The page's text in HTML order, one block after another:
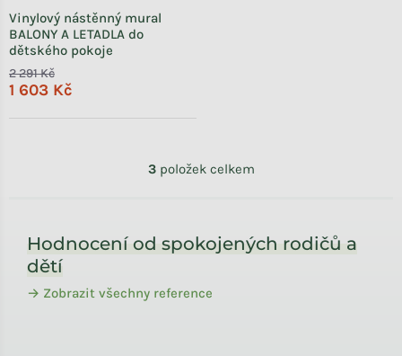
Vinylový nástěnný mural
BALONY A LETADLA do
dětského pokoje
2 291 Kč
1 603 Kč
3položek celkem
Hodnocení od spokojených rodičů a
dětí
→ Zobrazit všechny reference